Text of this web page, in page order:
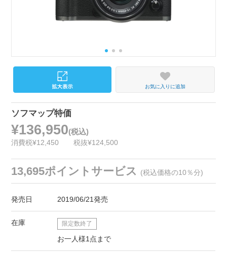
お気に入りに追加
ソフマップ特価
¥136,950(税込)
消費税¥12,450 税抜¥124,500
13,695ポイントサービス (税込価格の10％分)
発売日 2019/06/21発売
在庫 限定数終了
お一人様1点まで